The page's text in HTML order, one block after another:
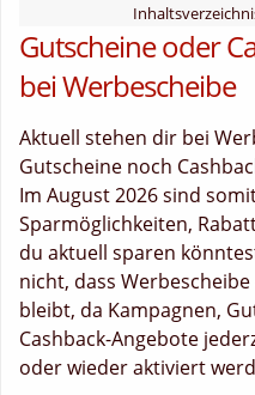
Gutscheine oder
bei Werbescheibe
Aktuell stehen dir bei
Gutscheine noch
Im August 2026 sind
Sparmöglichkeiten,
du aktuell sparen
nicht, dass
bleibt, da Kampagnen,
Cashback-Angebote
oder wieder aktiviert